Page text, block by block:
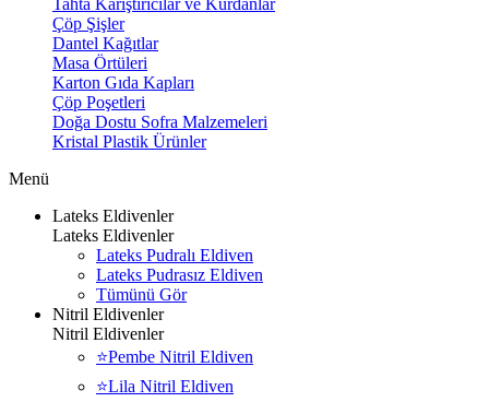
Tahta Karıştırıcılar ve Kürdanlar
Çöp Şişler
Dantel Kağıtlar
Masa Örtüleri
Karton Gıda Kapları
Çöp Poşetleri
Doğa Dostu Sofra Malzemeleri
Kristal Plastik Ürünler
Menü
Lateks Eldivenler
Lateks Eldivenler
Lateks Pudralı Eldiven
Lateks Pudrasız Eldiven
Tümünü Gör
Nitril Eldivenler
Nitril Eldivenler
⭐Pembe Nitril Eldiven
⭐Lila Nitril Eldiven